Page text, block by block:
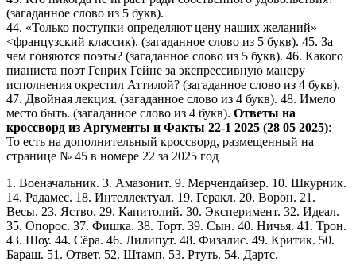
(загаданное слово из 5 букв).
44. «Только поступки определяют цену наших желаний»
<французский классик). (загаданное слово из 5 букв). 45. За
чем гоняются поэты? (загаданное слово из 5 букв). 46. Какого
пианиста поэт Генрих Гейне за экспрессивную манеру
исполнения окрестил Аттилой? (загаданное слово из 4 букв).
47. Двойная лекция. (загаданное слово из 4 букв). 48. Имело
место быть. (загаданное слово из 4 букв). Ответы на
кроссворд из Аргументы и Факты 22-1 2025 (28 05 2025):
То есть на дополнительный кроссворд, размещенный на
странице № 45 в номере 22 за 2025 год
1. Военачальник. 3. Амазонит. 9. Мерчендайзер. 10. Шкурник.
14. Радамес. 18. Интеллектуал. 19. Геракл. 20. Ворон. 21.
Весы. 23. Яство. 29. Капитолий. 30. Эксперимент. 32. Идеал.
35. Опорос. 37. Фишка. 38. Торт. 39. Сын. 40. Ничья. 41. Трон.
43. Шоу. 44. Сёра. 46. Лилипут. 48. Физалис. 49. Критик. 50.
Бараш. 51. Ответ. 52. Штамп. 53. Ртуть. 54. Дартс.